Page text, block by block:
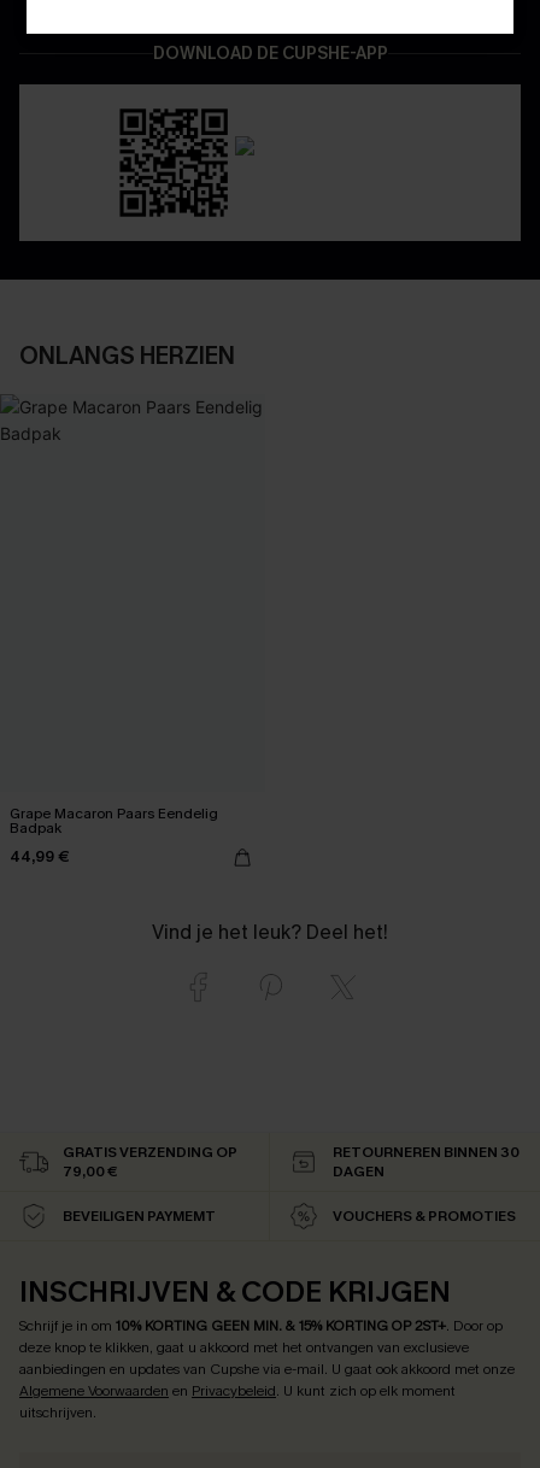
DOWNLOAD DE CUPSHE-APP
ONLANGS HERZIEN
Grape Macaron Paars Eendelig
Badpak
44,99 €
Vind je het leuk? Deel het!
GRATIS VERZENDING OP
79,00 €
RETOURNEREN BINNEN 30
DAGEN
BEVEILIGEN PAYMEMT VOUCHERS & PROMOTIES
INSCHRIJVEN & CODE KRIJGEN
Schrijf je in om 10% KORTING GEEN MIN. & 15% KORTING OP 2ST+. Door op
deze knop te klikken, gaat u akkoord met het ontvangen van exclusieve
aanbiedingen en updates van Cupshe via e-mail. U gaat ook akkoord met onze
Algemene Voorwaarden en Privacybeleid. U kunt zich op elk moment
uitschrijven.